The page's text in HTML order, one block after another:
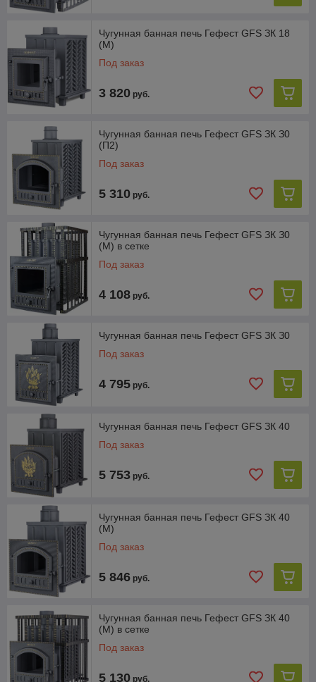
нагрев парной
Удлиняемый ТОПОЧНЫЙ ТОННЕЛЬ
Система ДЛИТЕЛЬНОГО ГОРЕНИЯ ДЛЯ
ЭКОНОМИИ ДРОВ
Панорамное стекло С СИСТЕМОЙ
Технические решения ЗАЩИЩЕНЫ
ПАТЕНТОМ
Уникальная конструкция БЕЗ БОЛТОВ И
СВАРКИ
Чугунная банная печь Гефест GFS ЗК 18
(М)
Под заказ
3 820 руб.
Чугунная банная печь Гефест GFS ЗК З0
(П2)
Под заказ
5 310 руб.
Чугунная банная печь Гефест GFS ЗК З0
(M) в сетке
Под заказ
4 108 руб.
Чугунная банная печь Гефест GFS ЗК З0
Под заказ
4 795 руб.
Чугунная банная печь Гефест GFS ЗК 40
Под заказ
5 753 руб.
Чугунная банная печь Гефест GFS ЗК 40
(М)
Под заказ
5 846 руб.
Чугунная банная печь Гефест GFS ЗК 40
(М) в сетке
Под заказ
5 130 руб.